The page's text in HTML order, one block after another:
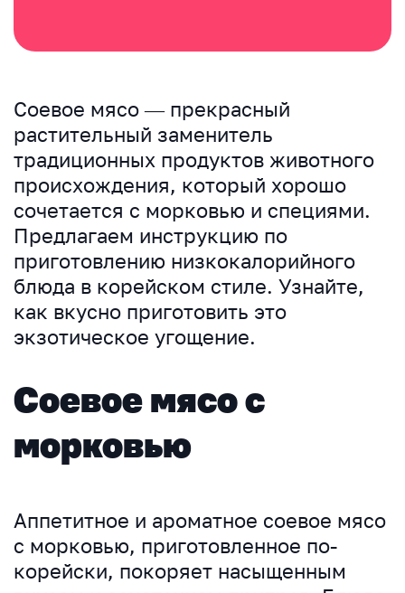
Соевое мясо — прекрасный
растительный заменитель
традиционных продуктов животного
происхождения, который хорошо
сочетается с морковью и специями.
Предлагаем инструкцию по
приготовлению низкокалорийного
блюда в корейском стиле. Узнайте,
как вкусно приготовить это
экзотическое угощение.
Соевое мясо с
морковью
Аппетитное и ароматное соевое мясо
с морковью, приготовленное по-
корейски, покоряет насыщенным